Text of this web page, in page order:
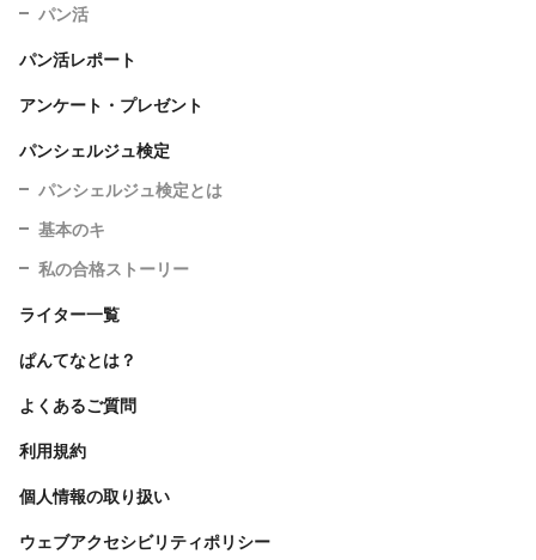
パン活
パン活レポート
アンケート・プレゼント
パンシェルジュ検定
パンシェルジュ検定とは
基本のキ
私の合格ストーリー
ライター一覧
ぱんてなとは？
よくあるご質問
利用規約
個人情報の取り扱い
ウェブアクセシビリティポリシー